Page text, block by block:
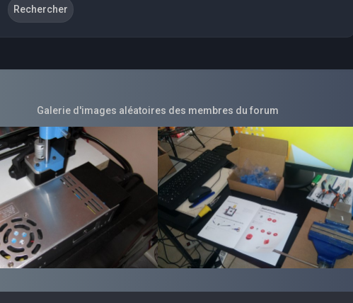
Galerie d'images aléatoires des membres du forum